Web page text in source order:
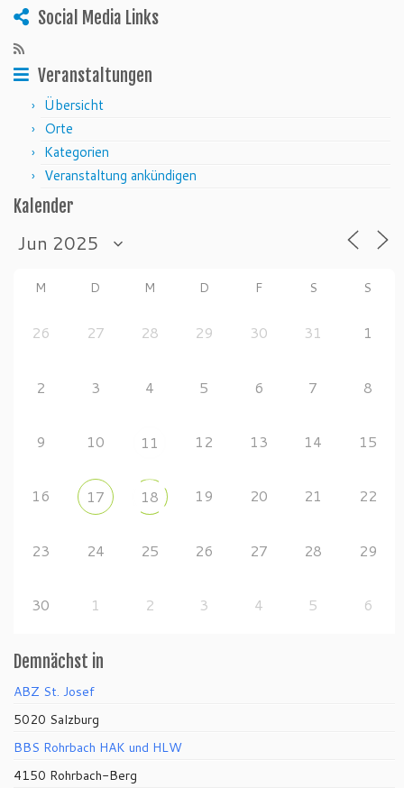
Social Media Links
Veranstaltungen
Übersicht
Orte
Kategorien
Veranstaltung ankündigen
Kalender
M D M D F S S
26 27 28 29 30 31 1
2 3 4 5 6 7 8
9 10 11 12 13 14 15
16 17 18 19 20 21 22
23 24 25 26 27 28 29
30 1 2 3 4 5 6
Demnächst in
ABZ St. Josef
5020 Salzburg
BBS Rohrbach HAK und HLW
4150 Rohrbach-Berg